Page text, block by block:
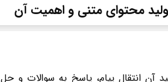
محتوای متنی و اهمیت آن
آن انتقال پیام، پاسخ به سوالات و حل